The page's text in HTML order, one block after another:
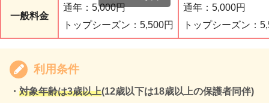
一般料金
通年：5,000円
トップシーズン：5,500円
通年：5,000円
トップシーズン：
利用条件
・ 対象年齢は3歳以上(12歳以下は18歳以上の保護者同伴)